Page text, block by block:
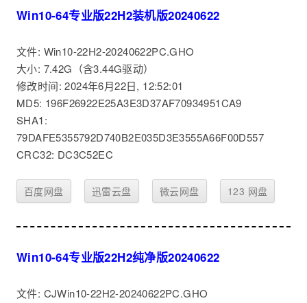
Win10-64专业版22H2装机版20240622
文件: Win10-22H2-20240622PC.GHO
大小: 7.42G（含3.44G驱动）
修改时间: 2024年6月22日, 12:52:01
MD5: 196F26922E25A3E3D37AF70934951CA9
SHA1:
79DAFE5355792D740B2E035D3E3555A66F00D557
CRC32: DC3C52EC
百度网盘 迅雷云盘 微云网盘 123 网盘
Win10-64专业版22H2纯净版20240622
文件: CJWin10-22H2-20240622PC.GHO